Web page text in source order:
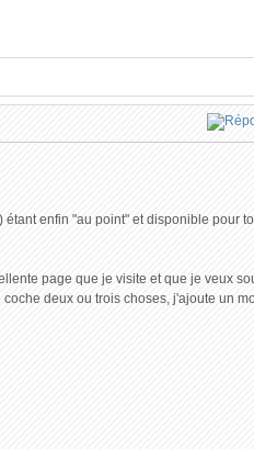
enfin "au point" et disponible pour
page que je visite et que je veux
deux ou trois choses, j'ajoute un